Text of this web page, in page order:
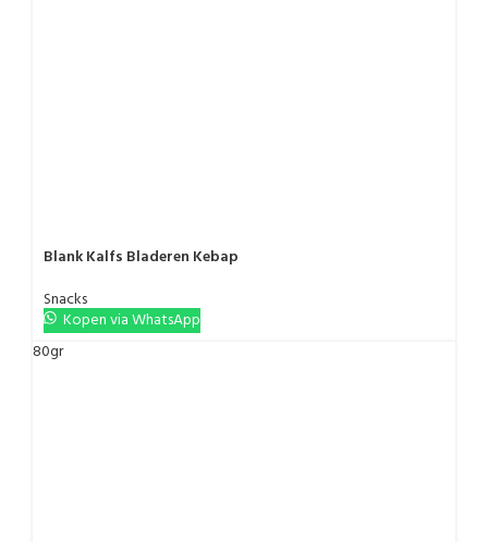
Blank Kalfs Bladeren Kebap
Snacks
Kopen via WhatsApp
80gr